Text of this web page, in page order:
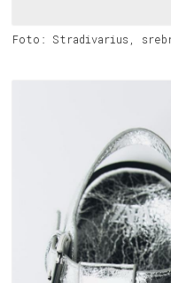
Foto: Stradivarius,